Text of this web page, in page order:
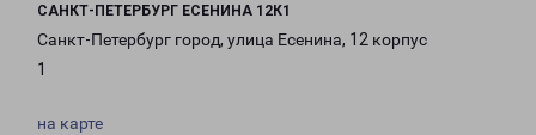
САНКТ-ПЕТЕРБУРГ ЕСЕНИНА 12К1
Санкт-Петербург город, улица Есенина, 12 корпус
1
на карте